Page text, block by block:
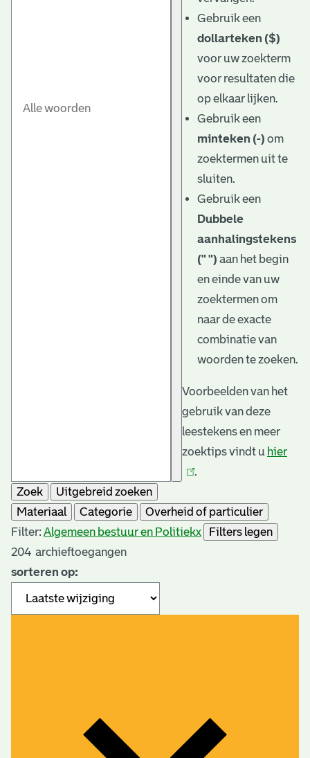
Gebruik een
dollarteken ($)
voor uw zoekterm
voor resultaten die
op elkaar lijken.
Gebruik een
minteken (-) om
zoektermen uit te
sluiten.
Gebruik een
Dubbele
aanhalingstekens
(" ") aan het begin
en einde van uw
zoektermen om
naar de exacte
combinatie van
woorden te zoeken.
Voorbeelden van het
gebruik van deze
leestekens en meer
zoektips vindt u hier
.
Zoek
Uitgebreid zoeken
Materiaal
Categorie
Overheid of particulier
Filter: Algemeen bestuur en Politiekx
Filters legen
204 archieftoegangen
sorteren op: